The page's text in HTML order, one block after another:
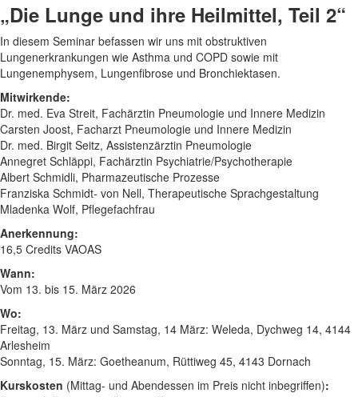
„Die Lunge und ihre Heilmittel, Teil 2“
In diesem Seminar befassen wir uns mit obstruktiven
Lungenerkrankungen wie Asthma und COPD sowie mit
Lungenemphysem, Lungenfibrose und Bronchiektasen.
Mitwirkende:
Dr. med. Eva Streit, Fachärztin Pneumologie und Innere Medizin
Carsten Joost, Facharzt Pneumologie und Innere Medizin
Dr. med. Birgit Seitz, Assistenzärztin Pneumologie
Annegret Schläppi, Fachärztin Psychiatrie/Psychotherapie
Albert Schmidli, Pharmazeutische Prozesse
Franziska Schmidt- von Nell, Therapeutische Sprachgestaltung
Mladenka Wolf, Pflegefachfrau
Anerkennung:
16,5 Credits VAOAS
Wann:
Vom 13. bis 15. März 2026
Wo:
Freitag, 13. März und Samstag, 14 März: Weleda, Dychweg 14, 4144
Arlesheim
Sonntag, 15. März: Goetheanum, Rüttiweg 45, 4143 Dornach
Kurskosten (Mittag- und Abendessen im Preis nicht inbegriffen):